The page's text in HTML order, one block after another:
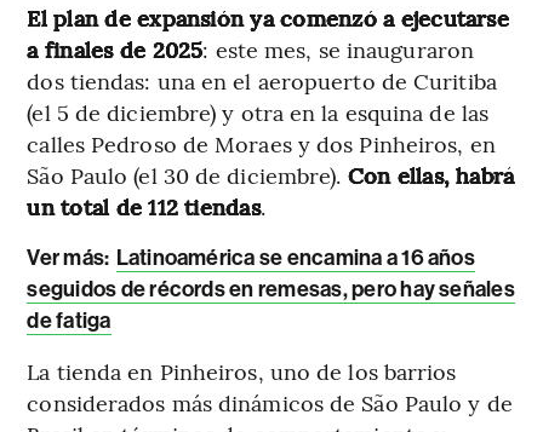
El plan de expansión ya comenzó a ejecutarse
a finales de 2025: este mes, se inauguraron
dos tiendas: una en el aeropuerto de Curitiba
(el 5 de diciembre) y otra en la esquina de las
calles Pedroso de Moraes y dos Pinheiros, en
São Paulo (el 30 de diciembre). Con ellas, habrá
un total de 112 tiendas.
Ver más: Latinoamérica se encamina a 16 años
seguidos de récords en remesas, pero hay señales
de fatiga
La tienda en Pinheiros, uno de los barrios
considerados más dinámicos de São Paulo y de